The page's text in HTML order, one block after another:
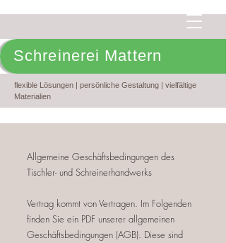
Schreinerei Mattern
flexible Lösungen | persönliche Gestaltung | vielfältige
Materialien
Allgemeine Geschäftsbedingungen des
Tischler- und Schreinerhandwerks
Vertrag kommt von Vertragen. Im Folgenden
finden Sie ein PDF unserer allgemeinen
Geschäftsbedingungen (AGB). Diese sind